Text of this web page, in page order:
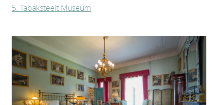
5. Tabaksteelt Museum